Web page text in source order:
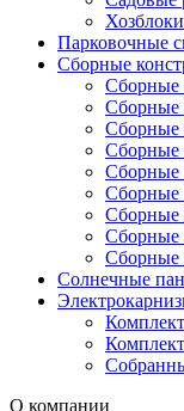
Хозблоки
Парковочные
Сборные
Сборные
Сборные
Сборные
Сборные
Сборные
Сборные
Сборные
Сборные
Сборные
Солнечные
О компании